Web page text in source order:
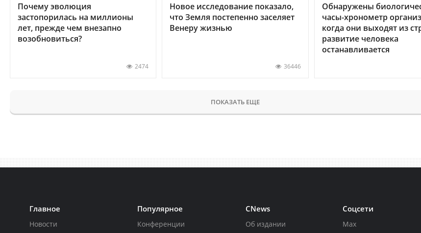
Почему эволюция
застопорилась на миллионы
лет, прежде чем внезапно
возобновиться?
2474
Новое исследование показало,
что Земля постепенно заселяет
Венеру жизнью
36446
Обнаружены
часы-хронометр
когда они выходят из
развитие человека
останавливается
ПОКАЗАТЬ ЕЩЕ
Главное
Новости
Популярное
Конференции
CNews
Об издании
Соцсети
Max